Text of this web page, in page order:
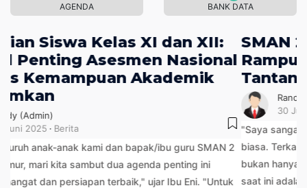
AGENDA BANK DATA
SMAN 2 Amfoang Timur
Rampungkan PPDB di Tengah
Tantangan Penurunan Pendaftar
Randy (Admin)
30 Juni 2025
"Saya sangat mengapresiasi kerja keras panitia yang luar
biasa. Terkait jumlah pendaftar, ini adalah tantangan bersama,
bukan hanya masalah sekolah," ujar Ibu Eni. "Fokus utama kami
saat ini adalah pada 32 anak yang telah mempercayakan